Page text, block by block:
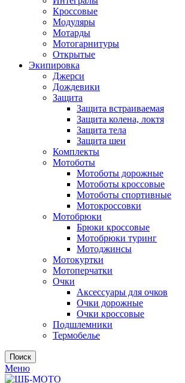
Кроссовые
Модуляры
Мотарды
Мотогарнитуры
Открытые
Экипировка
Джерси
Дождевики
Защита
Защита встраиваемая
Защита колена, локтя
Защита тела
Защита шеи
Комплекты
Мотоботы
Мотоботы дорожные
Мотоботы кроссовые
Мотоботы спортивные
Мотокроссовки
Мотобрюки
Брюки кроссовые
Мотобрюки туринг
Мотоджинсы
Мотокуртки
Мотоперчатки
Очки
Аксессуары для очков
Очки дорожные
Очки кроссовые
Подшлемники
Термобелье
Поиск
Меню